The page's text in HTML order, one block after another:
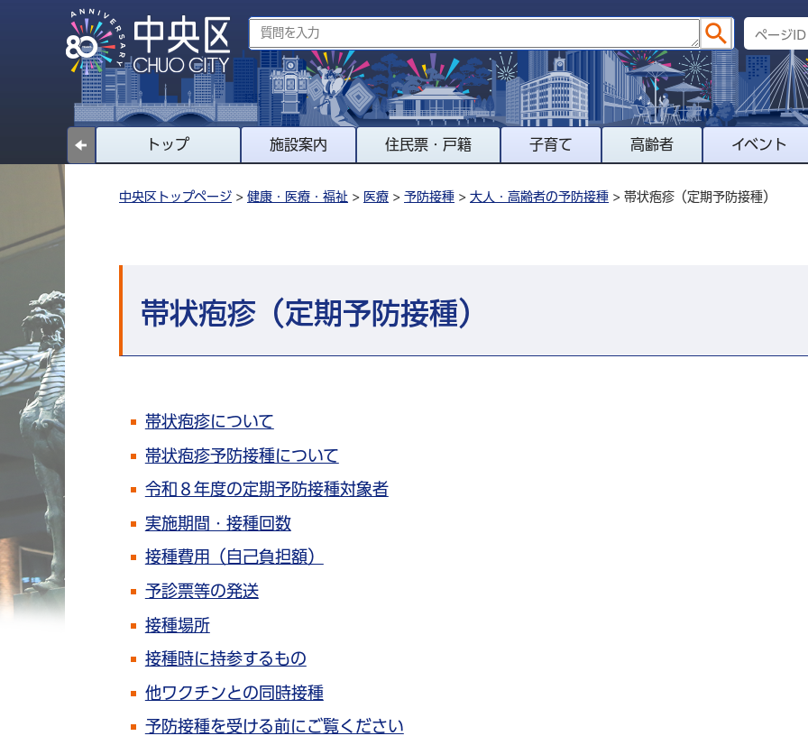
トップ 施設案内 住民票・戸籍 子育て 高齢者 イベント
中央区トップページ > 健康・医療・福祉 > 医療 > 予防接種 > 大人・高齢者の予防接種 > 帯状疱疹（定期予防接種）
帯状疱疹（定期予防接種）
帯状疱疹について
帯状疱疹予防接種について
令和８年度の定期予防接種対象者
実施期間・接種回数
接種費用（自己負担額）
予診票等の発送
接種場所
接種時に持参するもの
他ワクチンとの同時接種
予防接種を受ける前にご覧ください